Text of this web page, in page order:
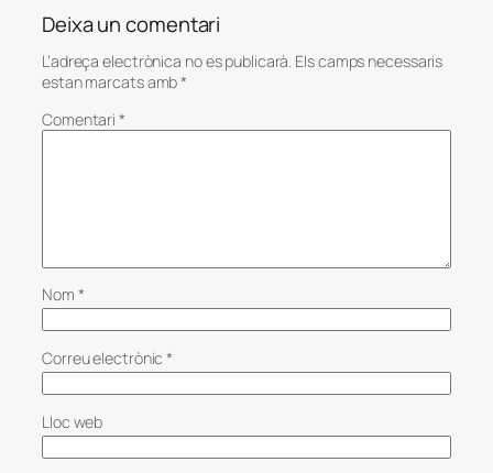
Deixa un comentari
L’adreça electrònica no es publicarà. Els camps necessaris
estan marcats amb*
Comentari*
Nom *
Correu electrònic*
Lloc web